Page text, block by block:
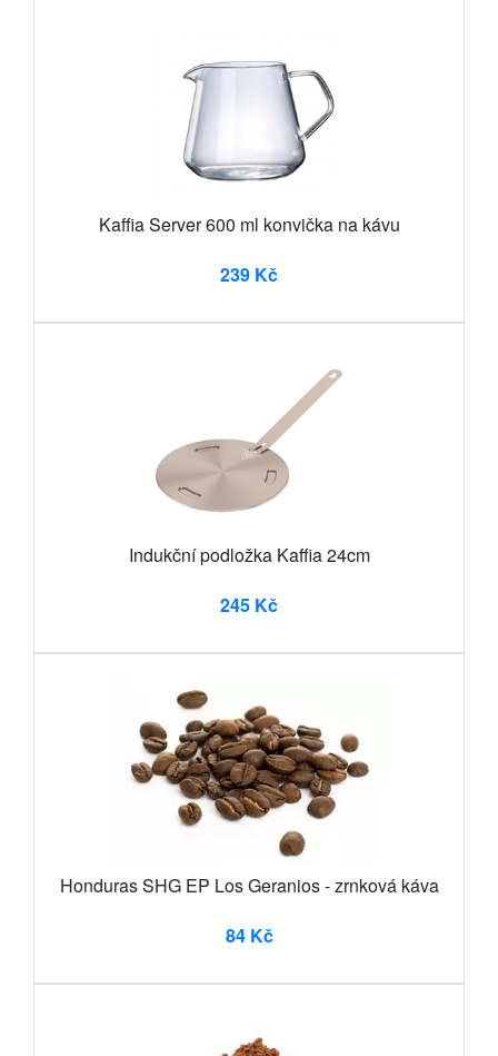
Kaffia Server 600 ml konvička na kávu
239 Kč
Indukční podložka Kaffia 24cm
245 Kč
Honduras SHG EP Los Geranios - zrnková káva
84 Kč